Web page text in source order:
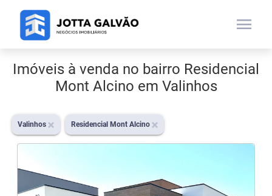
menu
Imóveis à venda no bairro Residencial
Mont Alcino em Valinhos
Valinhos Residencial Mont Alcino